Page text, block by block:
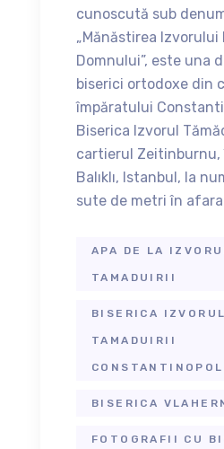
cunoscută sub
„Mănăstirea Izvorului
Domnului”, este una
biserici ortodoxe din
împăratului
Biserica Izvorul
cartierul Zeitinburnu,
Balıklı, Istanbul, la
sute de metri în
APA DE LA
TAMADUIRII
BISERICA IZVORUL
TAMADUIRII
CONSTANTINOPOL
BISERICA
FOTOGRAFII CU